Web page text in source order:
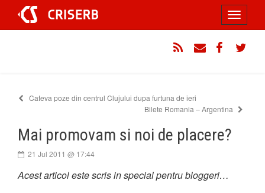
conținut
Toggle
Cateva poze din centrul Clujului dupa furtuna de ieri
Bilete Romania – Argentina
Mai promovam si noi de placere?
21 Jul 2011 @ 17:44
Acest articol este scris in special pentru bloggeri…